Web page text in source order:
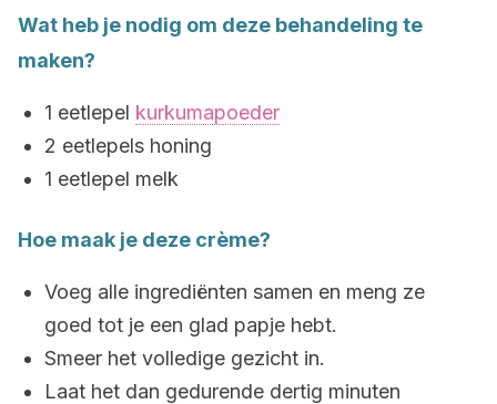
Wat heb je nodig om deze behandeling te
maken?
1 eetlepel kurkumapoeder
2 eetlepels honing
1 eetlepel melk
Hoe maak je deze crème?
Voeg alle ingrediënten samen en meng ze
goed tot je een glad papje hebt.
Smeer het volledige gezicht in.
Laat het dan gedurende dertig minuten